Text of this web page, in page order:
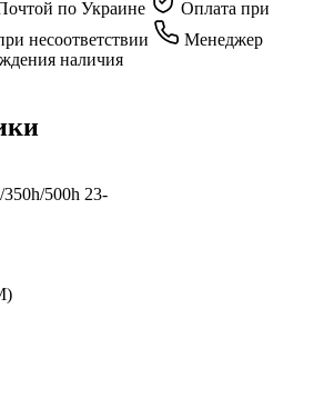
по Украине
Оплата при
несоответствии
Менеджер
наличия
500h 23-